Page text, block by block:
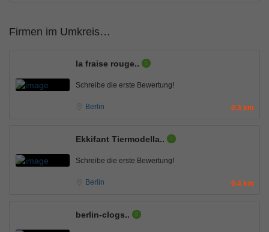
Firmen im Umkreis…
la fraise rouge..
Schreibe die erste Bewertung!
Berlin 0.3 km
Ekkifant Tiermodella..
Schreibe die erste Bewertung!
Berlin 0.4 km
berlin-clogs..